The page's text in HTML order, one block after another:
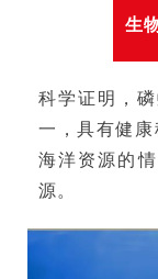
生
科学证明，
一，具有健
海洋资源的
源。